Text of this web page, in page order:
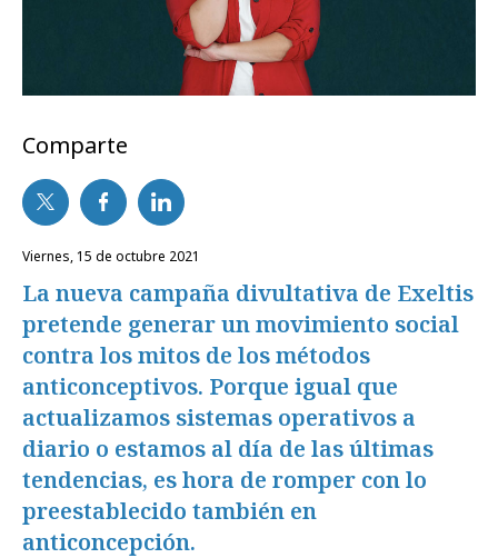
Comparte
viernes, 15 de octubre 2021
La nueva campaña divultativa de Exeltis
pretende generar un movimiento social
contra los mitos de los métodos
anticonceptivos. Porque igual que
actualizamos sistemas operativos a
diario o estamos al día de las últimas
tendencias, es hora de romper con lo
preestablecido también en
anticoncepción.